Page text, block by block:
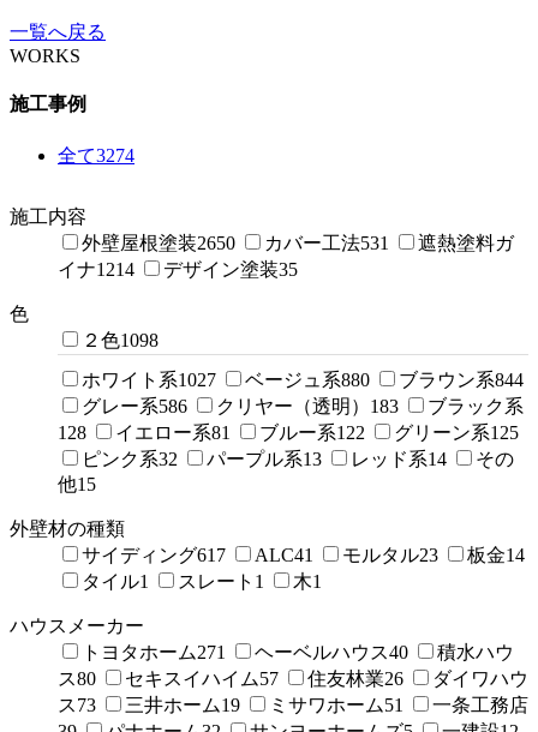
一覧へ戻る
WORKS
施工事例
全て3274
施工内容
外壁屋根塗装2650 カバー工法531
遮熱塗料ガ
イナ1214 デザイン塗装35
色
２色1098
ホワイト系1027 ベージュ系880 ブラウン系844
グレー系586 クリヤー（透明） 183
ブラック系
128
イエロー系81 ブルー系122 グリーン系125
ピンク系32 パープル系13 レッド系14
その
他15
外壁材の種類
サイディング617 ALC41 モルタル23 板金14
タイル1 スレート 1 木1
ハウスメーカー
トヨタホーム271 ヘーベルハウス40
積水ハウ
ス80 セキスイハイム57 住友林業26
ダイワハウ
ス73 三井ホーム19 ミサワホーム51
一条工務店